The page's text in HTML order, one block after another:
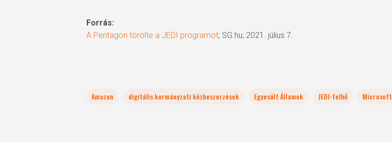
Forrás:
A Pentagon törölte a JEDI programot; SG.hu; 2021. július 7.
Amazon digitális kormányzati közbeszerzések Egyesült Államok JEDI-felhő Microsoft